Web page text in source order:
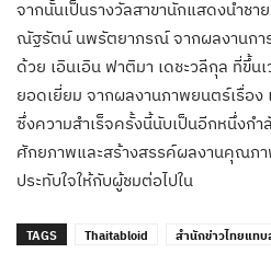
จากนั้นเป็นรางวัลสาขานักแสดงนำชา
ณัฐรัตน์ นพรัตยาภรณ์ จากผลงานกา
ด้วย เอินเอิน ฟาติมา เดชะวลีกุล ที่ขึ้
ยอดเยี่ยม จากผลงานภาพยนตร์เรื่อง
ซึ่งความสำเร็จครั้งนี้นับเป็นอีกหนึ่งก
ศักยภาพและสร้างสรรค์ผลงานคุณภ
ประทับใจให้กับผู้ชมต่อไปใน
TAGS Thaitabloid สำนักข่าวไทยแท